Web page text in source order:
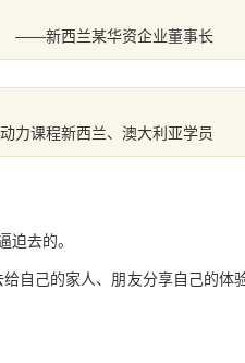
――新西兰某华资企业董事长
力课程新西兰、澳大利亚学员
去的。
自己的家人、朋友分享自己的体